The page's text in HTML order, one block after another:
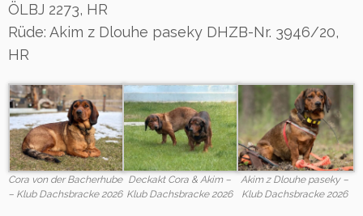
ÖLBJ 2273, HR
Rüde: Akim z Dlouhe paseky DHZB-Nr. 3946/20,
HR
Cora von der Bacherhube
– Klub Dachsbracke 2026
Deckakt Cora & Akim –
Klub Dachsbracke 2026
Akim z Dlouhe paseky –
Klub Dachsbracke 2026